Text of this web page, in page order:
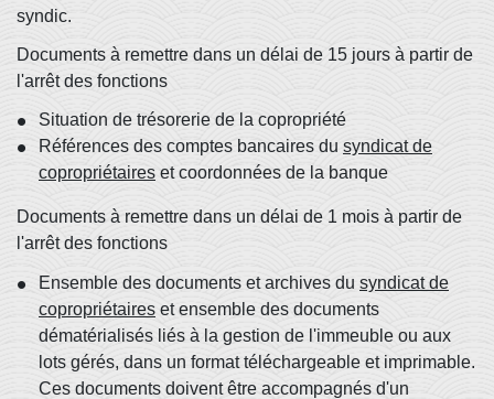
syndic.
Documents à remettre dans un délai de 15 jours à partir de
l'arrêt des fonctions
Situation de trésorerie de la copropriété
Références des comptes bancaires du syndicat de
copropriétaires et coordonnées de la banque
Documents à remettre dans un délai de 1 mois à partir de
l'arrêt des fonctions
Ensemble des documents et archives du syndicat de
copropriétaires et ensemble des documents
dématérialisés liés à la gestion de l'immeuble ou aux
lots gérés, dans un format téléchargeable et imprimable.
Ces documents doivent être accompagnés d'un